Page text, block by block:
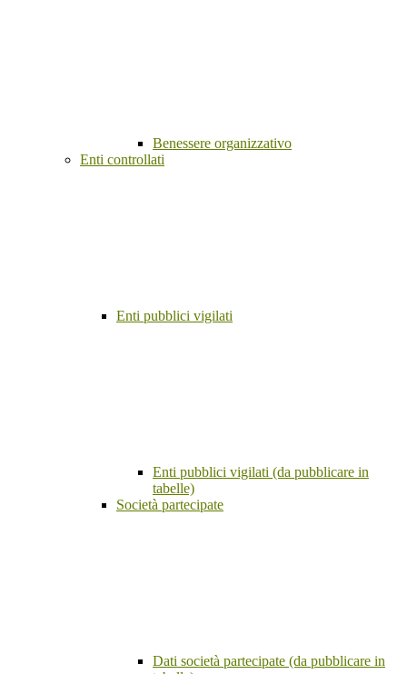
Benessere organizzativo
Enti controllati
Enti pubblici vigilati
Enti pubblici vigilati (da pubblicare in
tabelle)
Società partecipate
Dati società partecipate (da pubblicare in